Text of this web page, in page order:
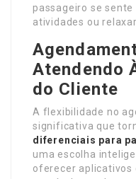
passageiro se
atividades ou
Atendendo
do Cliente
A flexibilidade no
significativa que
diferenciais para
uma escolha
oferecer aplicativos